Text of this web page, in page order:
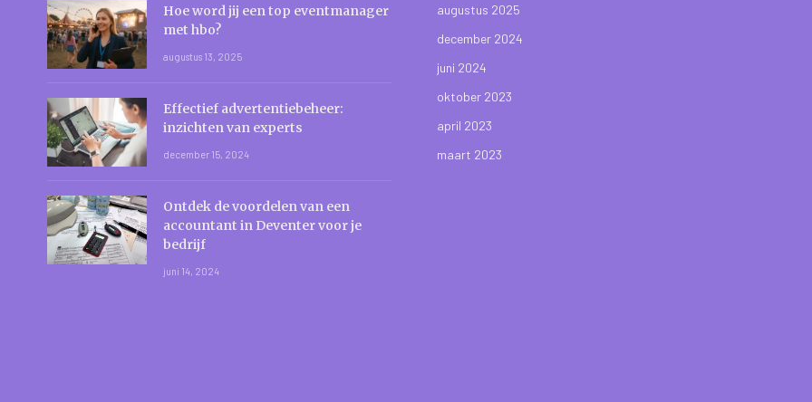
Hoe word jij een top eventmanager
met hbo?
augustus 13, 2025
Effectief advertentiebeheer:
inzichten van experts
december 15, 2024
Ontdek de voordelen van een
accountant in Deventer voor je
bedrijf
juni 14, 2024
augustus 2025
december 2024
juni 2024
oktober 2023
april 2023
maart 2023